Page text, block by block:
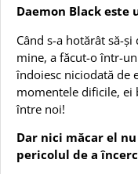
Daemon Black este
Când s-a hotărât să-
mine, a făcut-o într-
îndoiesc niciodată de
momentele dificile,
între noi!
Dar nici măcar el
pericolul de a